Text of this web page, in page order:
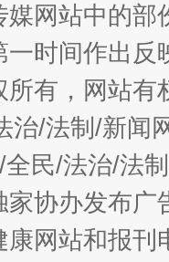
魏明亮
媒网站中的
一时间作出
有，网站
治/法制/新闻
民/法治/法
家协办发布
网站和报